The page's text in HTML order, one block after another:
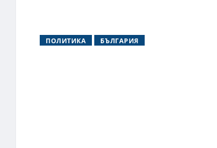
ПОЛИТИКА БЪЛГАРИЯ